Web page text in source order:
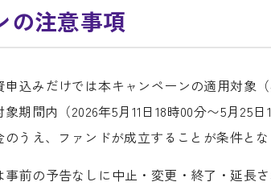
の注意事項
申込みだけでは本キャンペーンの適用対象
期間内（2026年5月11日18時00分〜5月25
うえ、ファンドが成立することが条件とな
前の予告なしに中止・変更・終了・延長